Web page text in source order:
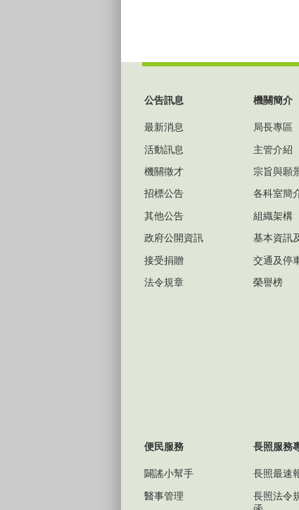
公告訊息
最新消息
活動訊息
機關徵才
招標公告
其他公告
政府公開資訊
接受捐贈
法令規章
機關簡介
局長專區
主管介紹
宗旨與願
各科室簡
組織架構
基本資訊
交通及停
榮譽榜
便民服務
闢謠小幫手
醫事管理
長照服務
長照最速
長照法令